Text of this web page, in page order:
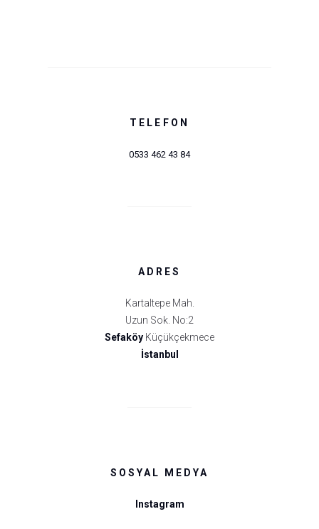
TELEFON
0533 462 43 84
ADRES
Kartaltepe Mah.
Uzun Sok. No:2
Sefaköy Küçükçekmece
İstanbul
SOSYAL MEDYA
Instagram